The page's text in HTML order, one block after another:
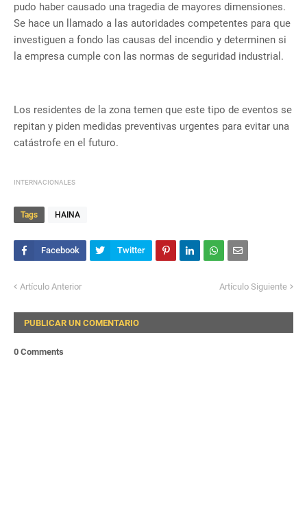
pudo haber causado una tragedia de mayores dimensiones.
Se hace un llamado a las autoridades competentes para que
investiguen a fondo las causas del incendio y determinen si
la empresa cumple con las normas de seguridad industrial.
Los residentes de la zona temen que este tipo de eventos se
repitan y piden medidas preventivas urgentes para evitar una
catástrofe en el futuro.
INTERNACIONALES
Tags HAINA
Artículo Anterior Artículo Siguiente
PUBLICAR UN COMENTARIO
0 Comments